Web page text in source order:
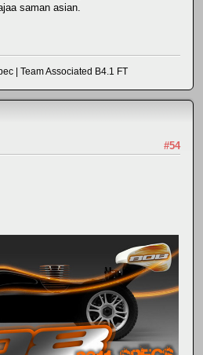
saman asian.
| Team Associated B4.1 FT
#54